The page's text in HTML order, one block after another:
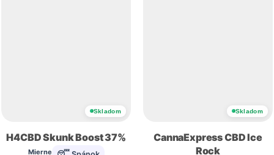
Skladom
H4CBD Skunk Boost 37%
Mierne
Skladom
CannaExpress CBD Ice
Rock